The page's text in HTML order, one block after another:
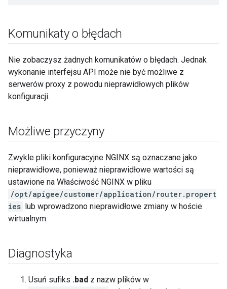
Komunikaty o błędach
Nie zobaczysz żadnych komunikatów o błędach. Jednak
wykonanie interfejsu API może nie być możliwe z
serwerów proxy z powodu nieprawidłowych plików
konfiguracji.
Możliwe przyczyny
Zwykle pliki konfiguracyjne NGINX są oznaczane jako
nieprawidłowe, ponieważ nieprawidłowe wartości są
ustawione na Właściwość NGINX w pliku
/opt/apigee/customer/application/router.propert
ies lub wprowadzono nieprawidłowe zmiany w hoście
wirtualnym.
Diagnostyka
Usuń sufiks .bad z nazw plików w